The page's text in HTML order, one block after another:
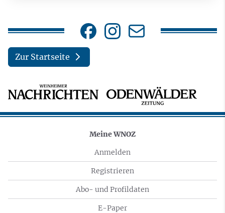
Zur Startseite
Meine WNOZ
Anmelden
Registrieren
Abo- und Profildaten
E-Paper